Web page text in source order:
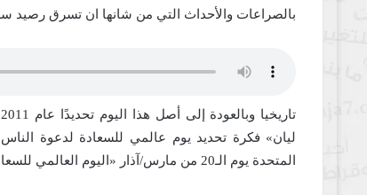
بالصراعات والأحداث التي من شانها ان تسرق رصيد
ليان» فكرة تحديد يوم عالمي للسعادة لدعوة
المتحدة يوم الـ20 من مارس/آذار «اليوم العالمي للسعادة»،حيث تم الاحتفال بأول يوم دولي للسعادة عام 2013.